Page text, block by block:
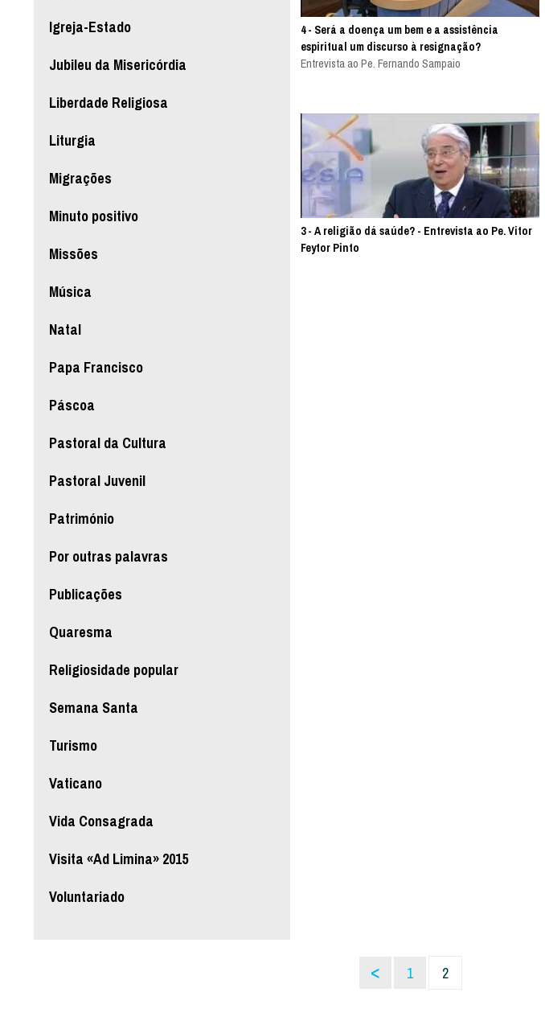
Igreja-Estado
Jubileu da Misericórdia
Liberdade Religiosa
Liturgia
Migrações
Minuto positivo
Missões
Música
Natal
Papa Francisco
Páscoa
Pastoral da Cultura
Pastoral Juvenil
Património
Por outras palavras
Publicações
Quaresma
Religiosidade popular
Semana Santa
Turismo
Vaticano
Vida Consagrada
Visita «Ad Limina» 2015
Voluntariado
4 - Será a doença um bem e a assistência
espiritual um discurso à resignação?
Entrevista ao Pe. Fernando Sampaio
3 - A religião dá saúde? - Entrevista ao Pe. Vitor
Feytor Pinto
< 1 2